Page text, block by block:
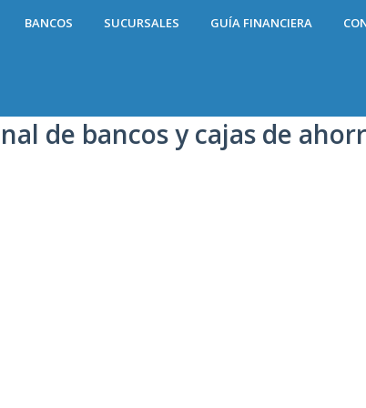
BANCOS SUCURSALES GUÍA FINANCIERA
de bancos y cajas de